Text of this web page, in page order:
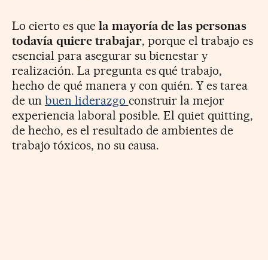
Lo cierto es que la mayoría de las personas
todavía quiere trabajar, porque el trabajo es
esencial para asegurar su bienestar y
realización. La pregunta es qué trabajo,
hecho de qué manera y con quién. Y es tarea
de un buen liderazgo construir la mejor
experiencia laboral posible. El quiet quitting,
de hecho, es el resultado de ambientes de
trabajo tóxicos, no su causa.